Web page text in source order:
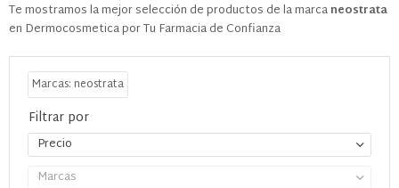
Te mostramos la mejor selección de productos de la marcaneostrata
en Dermocosmetica por Tu Farmacia de Confianza
Marcas: neostrata
Filtrar por
Precio
Marcas